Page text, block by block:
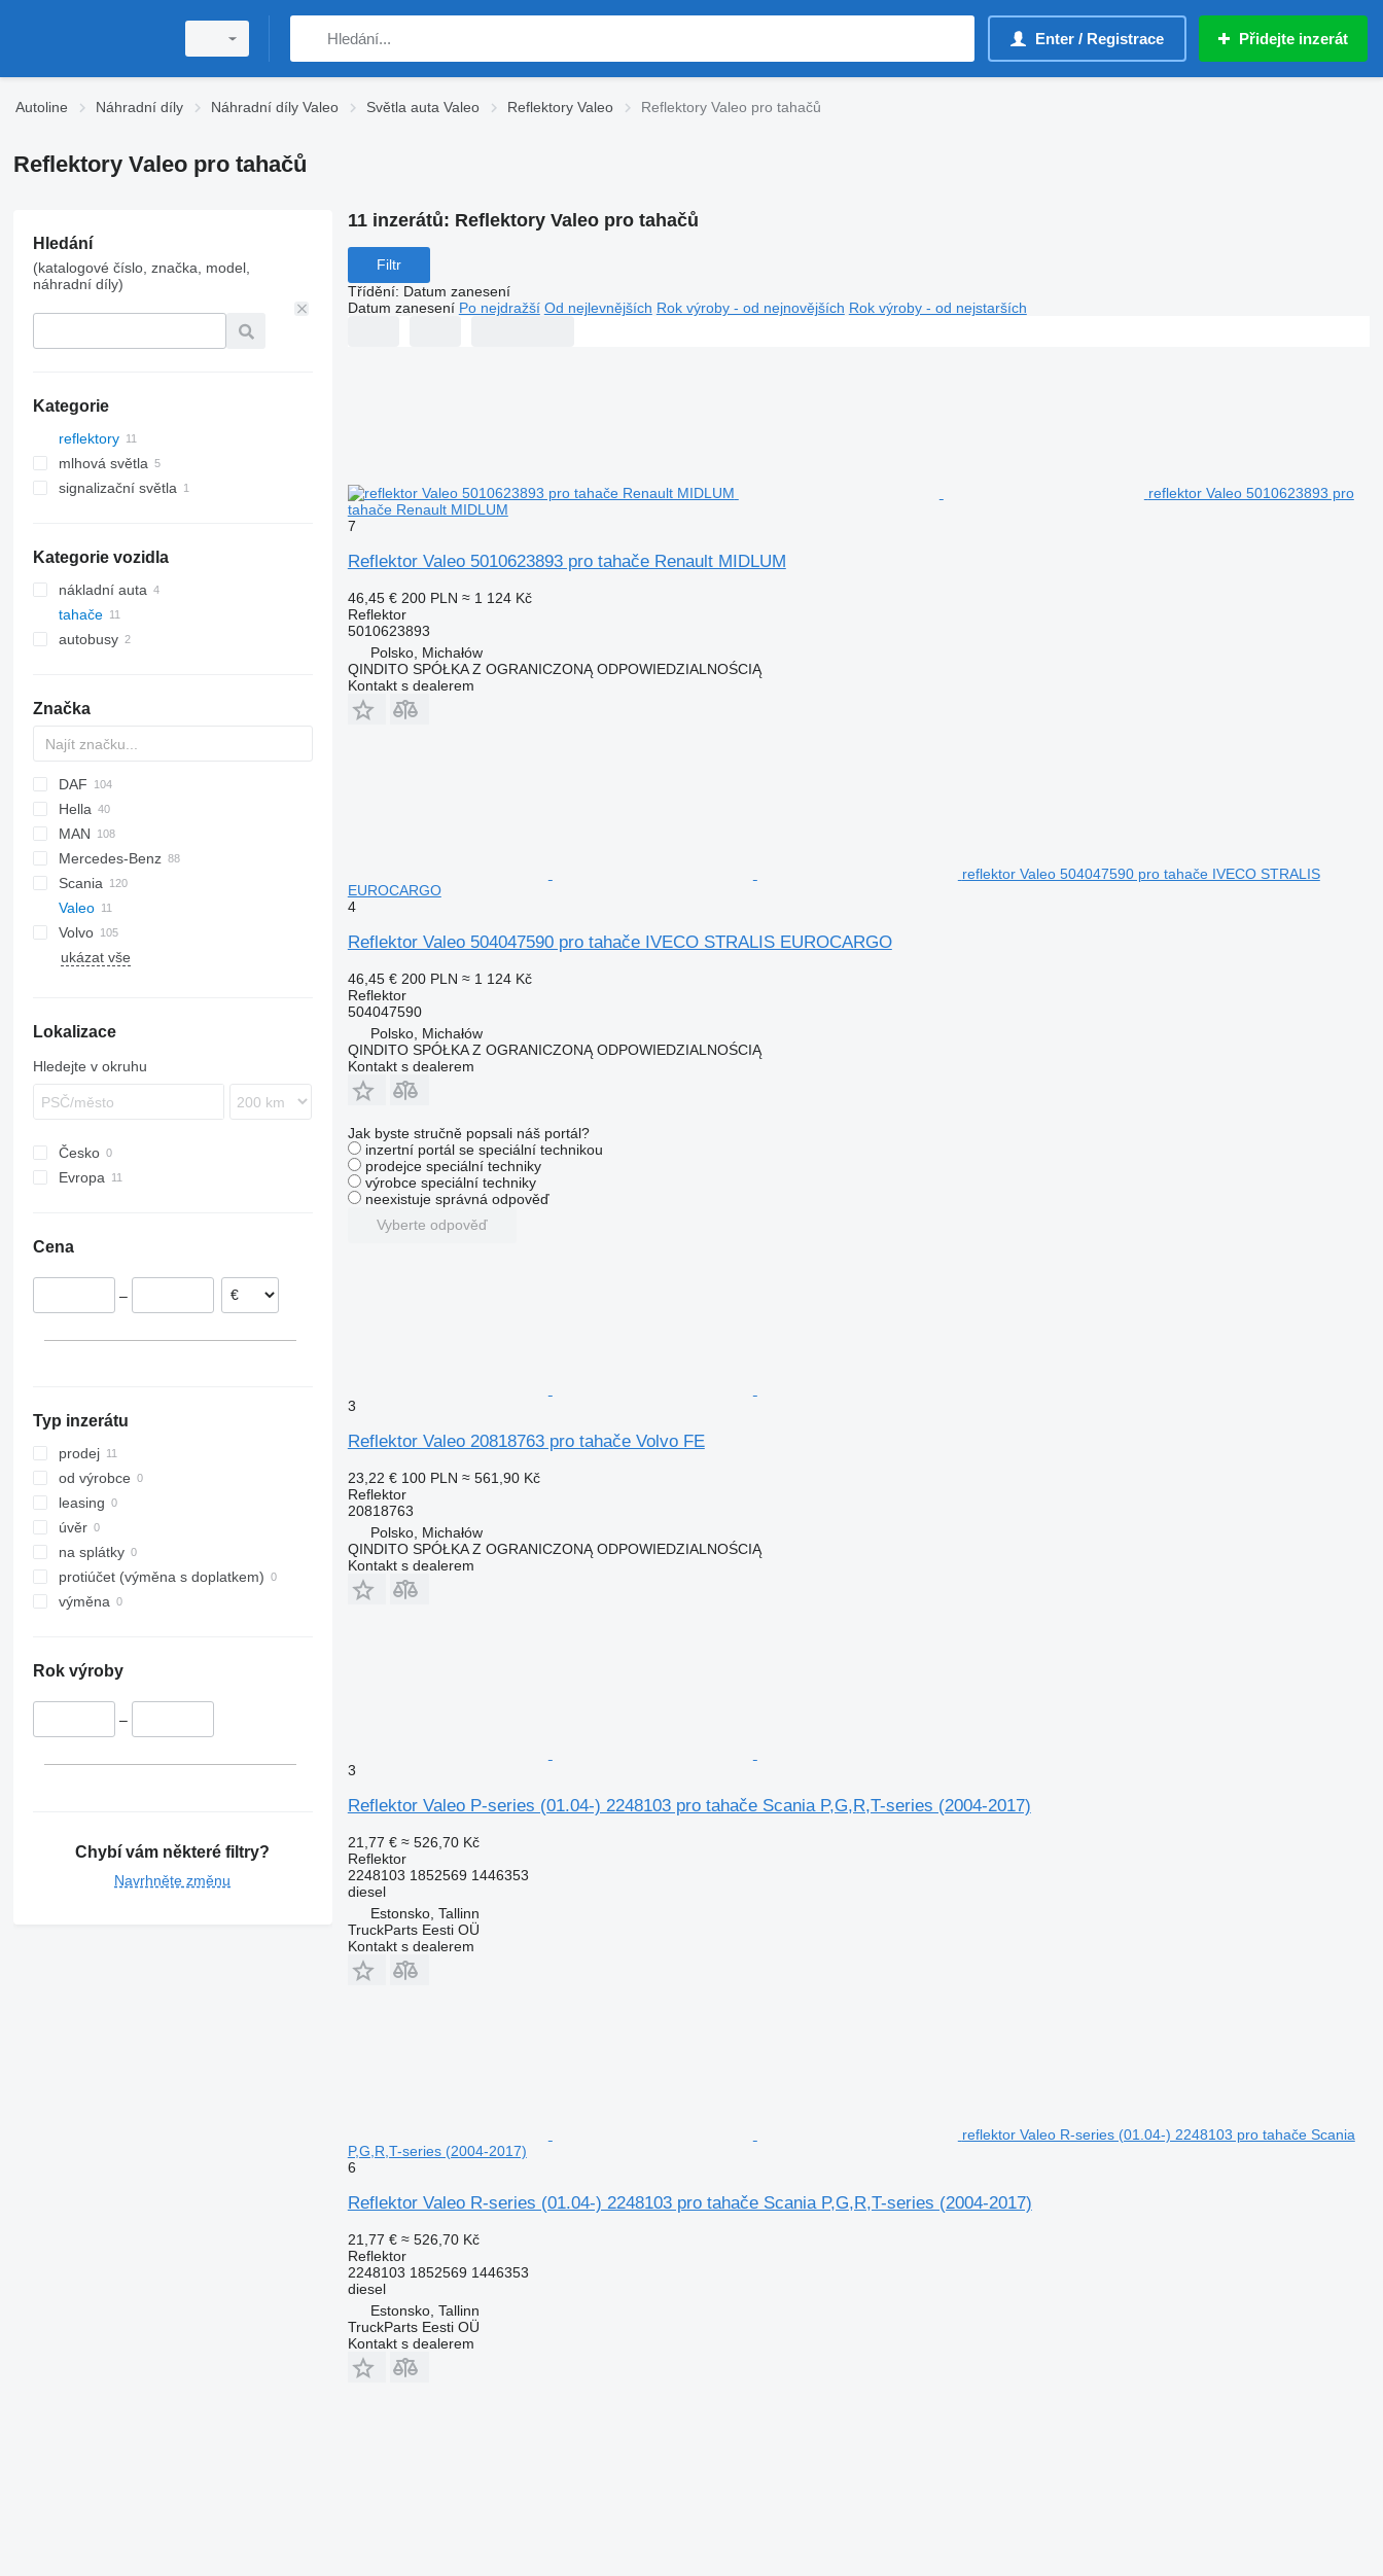
Enter / Registrace Přidejte inzerát
Autoline Náhradní díly Náhradní díly Valeo Světla auta Valeo Reflektory Valeo Reflektory Valeo pro tahačů
Reflektory Valeo pro tahačů
Hledání
(katalogové číslo, značka, model,
náhradní díly)
Kategorie
reflektory
mlhová světla
signalizační světla
Kategorie vozidla
nákladní auta
tahače
autobusy
Značka
DAF
CF
LF
XD
XF
XG
F-MAX
Hella
Daily
EuroCargo
EuroStar
Eurotech
S-Way
Stralis
MAN
F90
TGA
TGL
TGM
TGS
Mercedes-Benz
A-Class
Actros
Antos
Arocs
Sprinter
D-series
Magnum
Midlum
Premium
Scania
G-series
R-series
Valeo
Volvo
FH
VNL
ukázat vše
Lokalizace
Hledejte v okruhu
Česko
Evropa
Cena
–
Typ inzerátu
prodej
od výrobce
leasing
úvěr
na splátky
protiúčet (výměna s doplatkem)
výměna
Rok výroby
–
Chybí vám některé filtry?
Navrhněte změnu
11 inzerátů: Reflektory Valeo pro tahačů
Filtr
Třídění: Datum zanesení
Datum zanesení Po nejdražší Od nejlevnějších Rok výroby - od nejnovějších Rok výroby - od nejstarších
reflektor Valeo 5010623893 pro
tahače Renault MIDLUM
7
Reflektor Valeo 5010623893 pro tahače Renault MIDLUM
46,45 € 200 PLN ≈ 1 124 Kč
Reflektor
5010623893
Polsko, Michałów
QINDITO SPÓŁKA Z OGRANICZONĄ ODPOWIEDZIALNOŚCIĄ
Kontakt s dealerem
reflektor Valeo 504047590 pro tahače IVECO STRALIS
EUROCARGO
4
Reflektor Valeo 504047590 pro tahače IVECO STRALIS EUROCARGO
46,45 € 200 PLN ≈ 1 124 Kč
Reflektor
504047590
Polsko, Michałów
QINDITO SPÓŁKA Z OGRANICZONĄ ODPOWIEDZIALNOŚCIĄ
Kontakt s dealerem
Jak byste stručně popsali náš portál?
inzertní portál se speciální technikou
prodejce speciální techniky
výrobce speciální techniky
neexistuje správná odpověď
Vyberte odpověď
3
Reflektor Valeo 20818763 pro tahače Volvo FE
23,22 € 100 PLN ≈ 561,90 Kč
Reflektor
20818763
Polsko, Michałów
QINDITO SPÓŁKA Z OGRANICZONĄ ODPOWIEDZIALNOŚCIĄ
Kontakt s dealerem
3
Reflektor Valeo P-series (01.04-) 2248103 pro tahače Scania P,G,R,T-series (2004-2017)
21,77 € ≈ 526,70 Kč
Reflektor
2248103 1852569 1446353
diesel
Estonsko, Tallinn
TruckParts Eesti OÜ
Kontakt s dealerem
reflektor Valeo R-series (01.04-) 2248103 pro tahače Scania
P,G,R,T-series (2004-2017)
6
Reflektor Valeo R-series (01.04-) 2248103 pro tahače Scania P,G,R,T-series (2004-2017)
21,77 € ≈ 526,70 Kč
Reflektor
2248103 1852569 1446353
diesel
Estonsko, Tallinn
TruckParts Eesti OÜ
Kontakt s dealerem